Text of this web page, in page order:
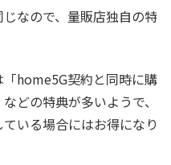
なので、量販店独自の特
home5G契約と同時に購
どの特典が多いようで、
いる場合にはお得になり